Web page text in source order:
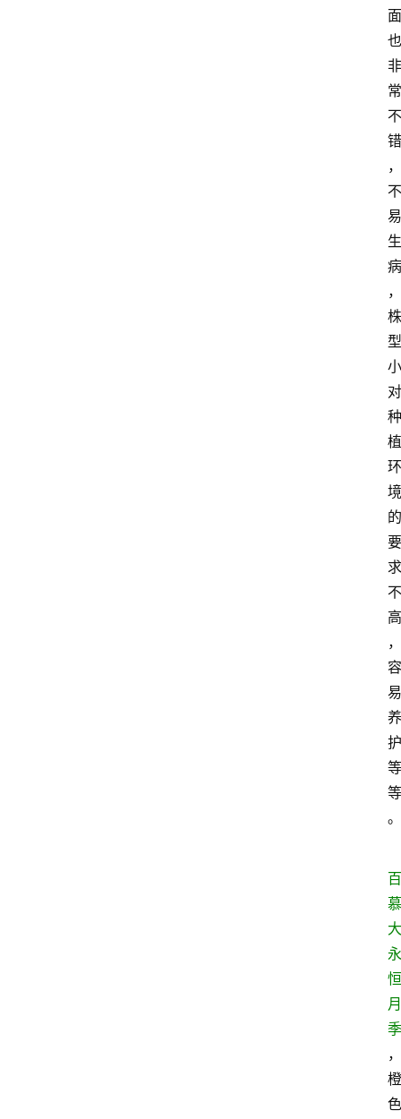
面
也
非
常
不
错
，
不
易
生
病
，
株
型
小
对
种
植
环
境
的
要
求
不
高
，
容
易
养
护
等
等
。
百
慕
大
永
恒
月
季
，
橙
色